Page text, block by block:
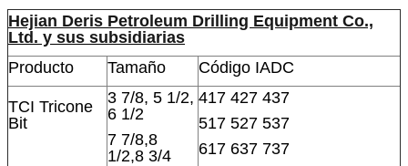
Hejian Deris Petroleum Drilling Equipment Co.,
Ltd. y sus subsidiarias
Producto
Tamaño Código IADC
TCI Tricone
Bit
3 7/8, 5 1/2,
6 1/2
7 7/8,8
1/2,8 3/4
417 427 437
517 527 537
617 637 737